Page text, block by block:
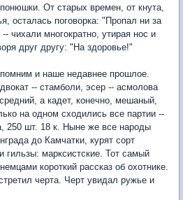
От старых времен, от кнута,
осталась поговорка: "Пропал ни за
чихали многократно, утирая нос и
друг другу: "На здоровье!"
и наше недавнее прошлое.
-- стамболи, эсер -- асмолова
а кадет, конечно, мешаный,
на одном сходились все партии --
250 шт. 18 к. Ныне же все народы
до Камчатки, курят сорт
гильзы: марксистские. Тот самый
короткий рассказ об охотнике.
черта. Черт увидал ружье и